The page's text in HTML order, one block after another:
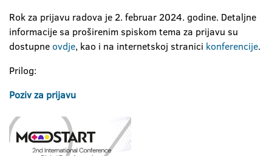
Rok za prijavu radova je 2. februar 2024. godine. Detaljne
informacije sa proširenim spiskom tema za prijavu su
dostupne ovdje, kao i na internetskoj stranici konferencije.
Prilog:
Poziv za prijavu